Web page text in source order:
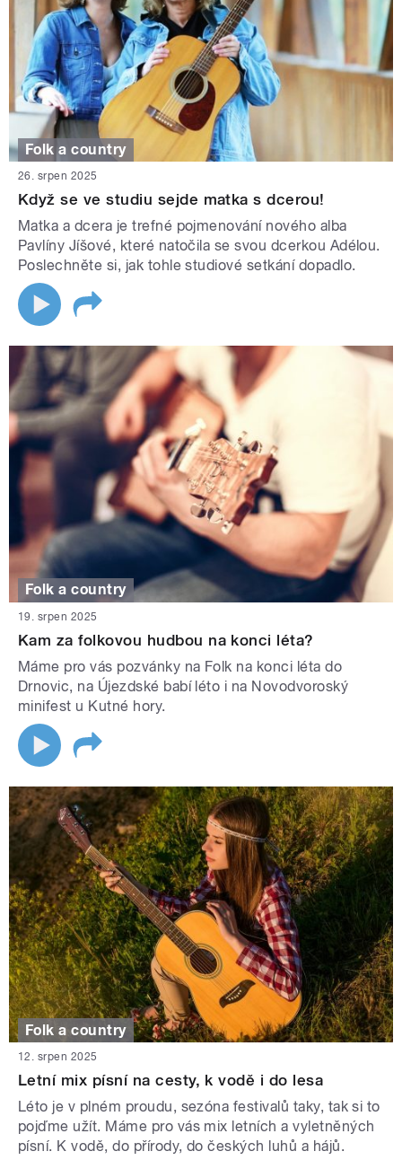
Folk a country
26. srpen 2025
Když se ve studiu sejde matka s dcerou!
Matka a dcera je trefné pojmenování nového alba
Pavlíny Jíšové, které natočila se svou dcerkou Adélou.
Poslechněte si, jak tohle studiové setkání dopadlo.
Folk a country
19. srpen 2025
Kam za folkovou hudbou na konci léta?
Máme pro vás pozvánky na Folk na konci léta do
Drnovic, na Újezdské babí léto i na Novodvoroský
minifest u Kutné hory.
Folk a country
12. srpen 2025
Letní mix písní na cesty, k vodě i do lesa
Léto je v plném proudu, sezóna festivalů taky, tak si to
pojďme užít. Máme pro vás mix letních a vyletněných
písní. K vodě, do přírody, do českých luhů a hájů.